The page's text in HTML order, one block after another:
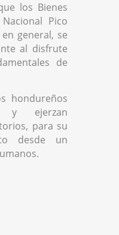
los Bienes
Pico
general, se
al disfrute
de
hondureños
y ejerzan
para su
desde un